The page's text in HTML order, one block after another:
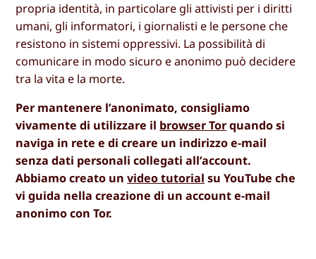
propria identità, in particolare gli attivisti per i diritti
umani, gli informatori, i giornalisti e le persone che
resistono in sistemi oppressivi. La possibilità di
comunicare in modo sicuro e anonimo può decidere
tra la vita e la morte.
Per mantenere l’anonimato, consigliamo
vivamente di utilizzare il browser Torquando si
naviga in rete e di creare un indirizzo e-mail
senza dati personali collegati all’account.
Abbiamo creato unvideo tutorial su YouTube che
vi guida nella creazione di un account e-mail
anonimo con Tor.